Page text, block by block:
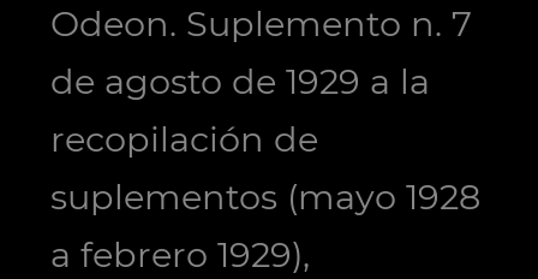
Odeon. Suplemento n. 7
de agosto de 1929 a la
recopilación de
suplementos (mayo 1928
a febrero 1929),